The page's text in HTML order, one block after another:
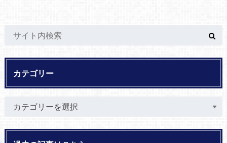
カテゴリー